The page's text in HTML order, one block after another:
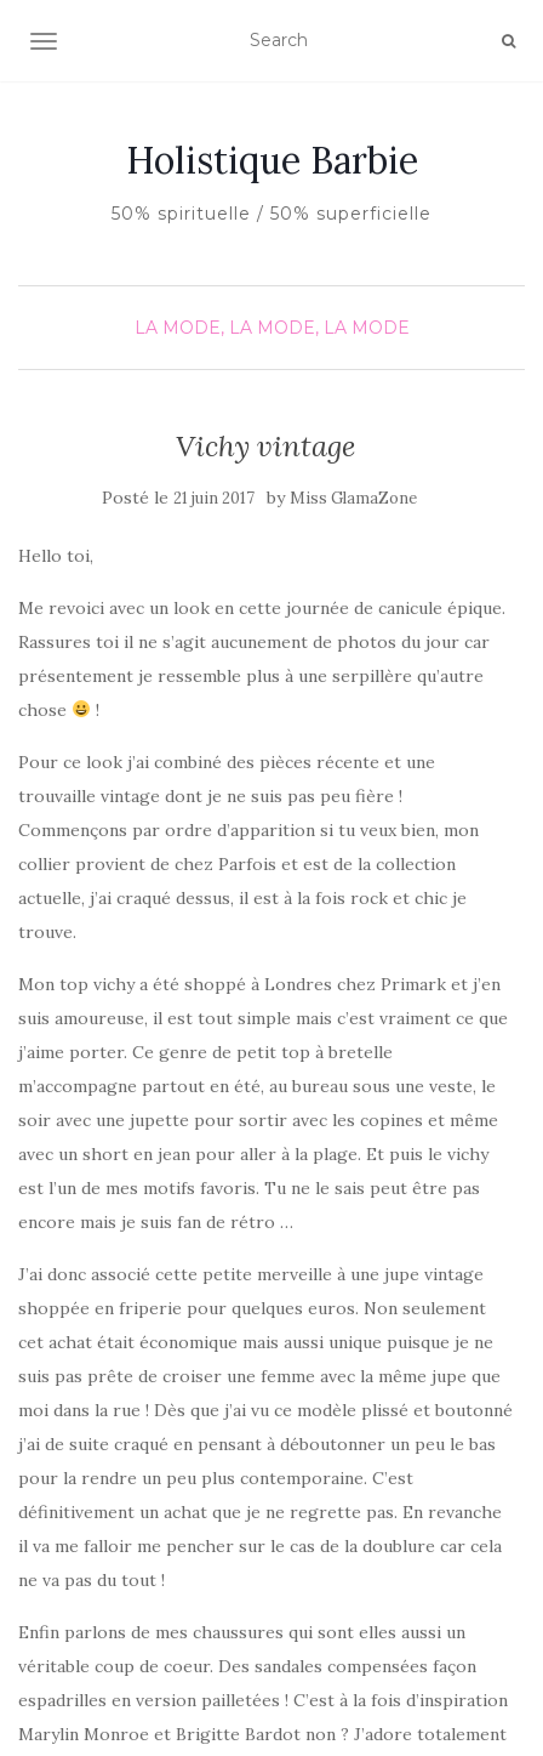
AFFICHER/MASQUER LA NAVIGATION
Holistique Barbie
50% spirituelle / 50% superficielle
LA MODE, LA MODE, LA MODE
Vichy vintage
Posté le 21 juin 2017 by Miss GlamaZone
Hello toi,
Me revoici avec un look en cette journée de canicule épique.
Rassures toi il ne s’agit aucunement de photos du jour car
présentement je ressemble plus à une serpillère qu’autre
chose
!
Pour ce look j’ai combiné des pièces récente et une
trouvaille vintage dont je ne suis pas peu fière !
Commençons par ordre d’apparition si tu veux bien, mon
collier provient de chez Parfois et est de la collection
actuelle, j’ai craqué dessus, il est à la fois rock et chic je
trouve.
Mon top vichy a été shoppé à Londres chez Primark et j’en
suis amoureuse, il est tout simple mais c’est vraiment ce que
j’aime porter. Ce genre de petit top à bretelle
m’accompagne partout en été, au bureau sous une veste, le
soir avec une jupette pour sortir avec les copines et même
avec un short en jean pour aller à la plage. Et puis le vichy
est l’un de mes motifs favoris. Tu ne le sais peut être pas
encore mais je suis fan de rétro …
J’ai donc associé cette petite merveille à une jupe vintage
shoppée en friperie pour quelques euros. Non seulement
cet achat était économique mais aussi unique puisque je ne
suis pas prête de croiser une femme avec la même jupe que
moi dans la rue ! Dès que j’ai vu ce modèle plissé et boutonné
j’ai de suite craqué en pensant à déboutonner un peu le bas
pour la rendre un peu plus contemporaine. C’est
définitivement un achat que je ne regrette pas. En revanche
il va me falloir me pencher sur le cas de la doublure car cela
ne va pas du tout !
Enfin parlons de mes chaussures qui sont elles aussi un
véritable coup de coeur. Des sandales compensées façon
espadrilles en version pailletées ! C’est à la fois d’inspiration
Marylin Monroe et Brigitte Bardot non ? J’adore totalement